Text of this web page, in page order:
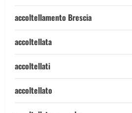
accoltellamento Brescia
accoltellata
accoltellati
accoltellato